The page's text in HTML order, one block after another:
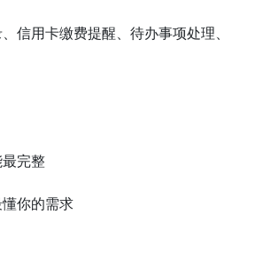
信用卡缴费提醒、待办事项处理、
完整
你的需求